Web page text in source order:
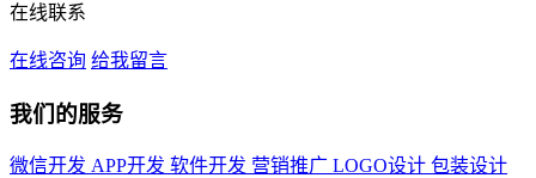
在线联系
在线咨询 给我留言
我们的服务
微信开发 APP开发 软件开发 营销推广 LOGO设计 包装设计